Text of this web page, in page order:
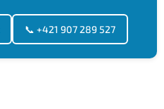
📞 +421 907 289 527